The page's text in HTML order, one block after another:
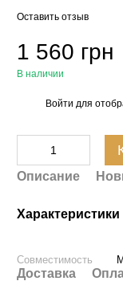
Оставить отзыв
1 560 грн
В наличии
Войти для
Описание
Характеристики
Совместимость
Доставка